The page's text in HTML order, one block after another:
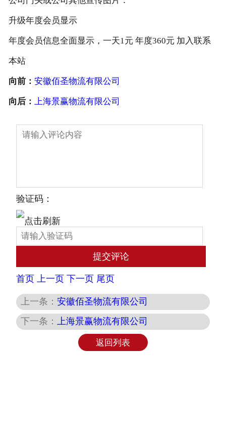
升级年度会员显示
年度会员信息全面显示，一天1元 年度360元 加入联系
本站
向前： 安徽佰圣物流有限公司
向后： 上海景赢物流有限公司
验证码：
首页 上一页 下一页 尾页
上一条： 安徽佰圣物流有限公司
下一条： 上海景赢物流有限公司
返回列表